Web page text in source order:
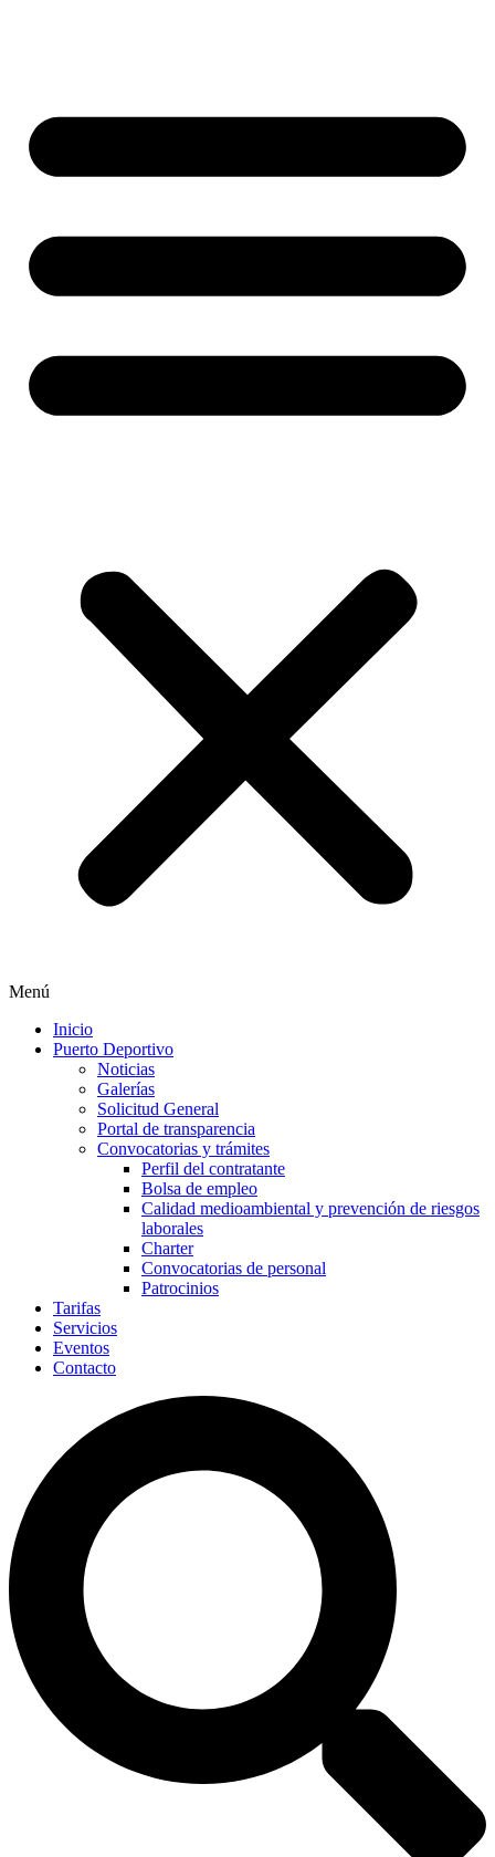
Menú
Inicio
Puerto Deportivo
Noticias
Galerías
Solicitud General
Portal de transparencia
Convocatorias y trámites
Perfil del contratante
Bolsa de empleo
Calidad medioambiental y prevención de riesgos
laborales
Charter
Convocatorias de personal
Patrocinios
Tarifas
Servicios
Eventos
Contacto